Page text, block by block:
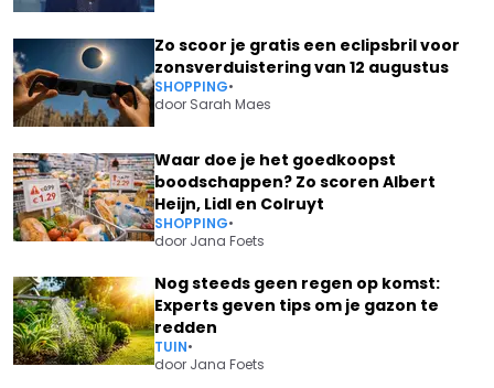
Zo scoor je gratis een eclipsbril voor
zonsverduistering van 12 augustus
SHOPPING•
door Sarah Maes
Waar doe je het goedkoopst
boodschappen? Zo scoren Albert
Heijn, Lidl en Colruyt
SHOPPING•
door Jana Foets
Nog steeds geen regen op komst:
Experts geven tips om je gazon te
redden
TUIN•
door Jana Foets